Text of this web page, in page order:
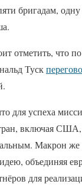
бригадам,
отметить, что
Туск
для успеха
включая США,
Макрон же
объединяя
для